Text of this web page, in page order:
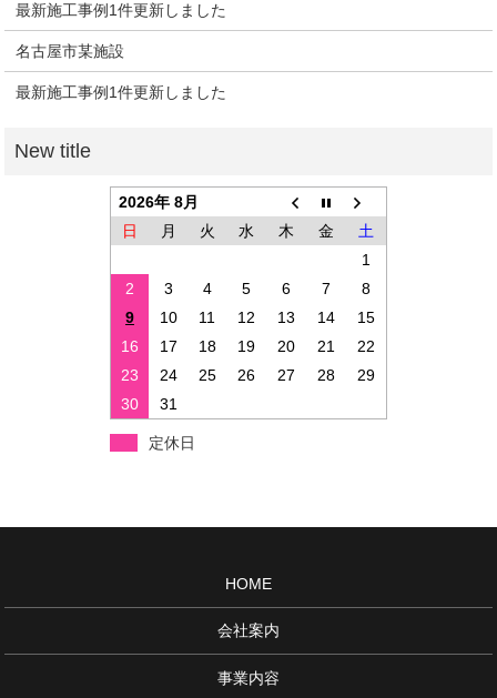
最新施工事例1件更新しました
名古屋市某施設
最新施工事例1件更新しました
2026年 8月
日
月 火 水 木 金
土
1
2
3 4 5 6 7
8
9
10 11 12 13 14
15
16
17 18 19 20 21
22
23
24 25 26 27 28
29
30
31
定休日
HOME
会社案内
事業内容